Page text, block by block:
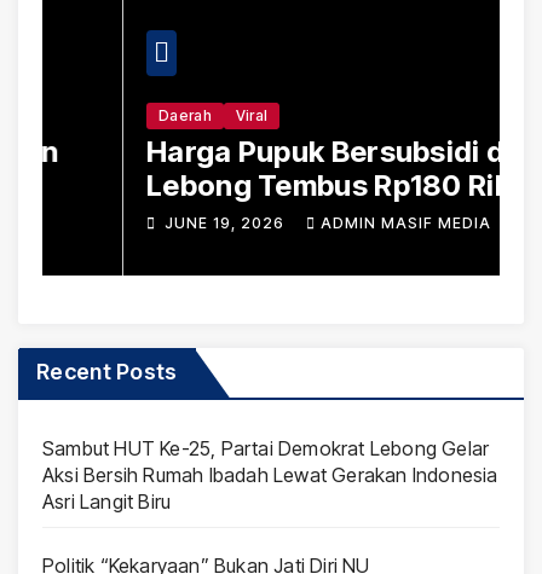
Viral
Harga Pupuk Bersubsidi di
Lebong Tembus Rp180 Ribu,
Jauh Lampaui HET
JUNE 19, 2026 ADMIN MASIF MEDIA
Recent Posts
Sambut HUT Ke-25, Partai Demokrat Lebong Gelar
Aksi Bersih Rumah Ibadah Lewat Gerakan Indonesia
Asri Langit Biru
Politik “Kekaryaan” Bukan Jati Diri NU